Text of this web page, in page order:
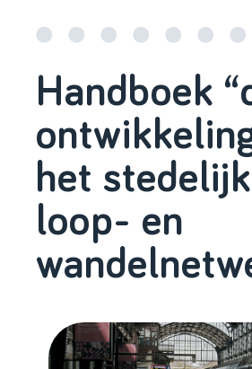
Handboek
het
loop- en